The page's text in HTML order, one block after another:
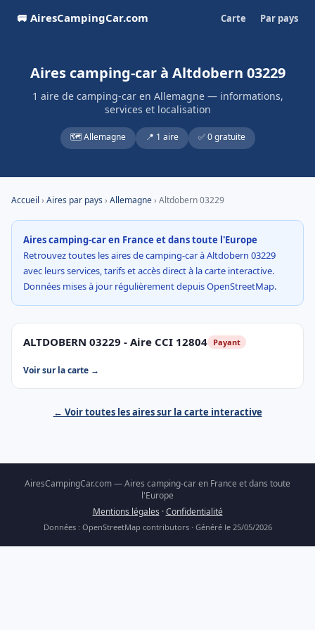
🚐 AiresCampingCar.com Carte Par pays
Aires camping-car à Altdobern 03229
1 aire de camping-car en Allemagne — informations,
services et localisation
🗺️ Allemagne 📍 1 aire ✅ 0 gratuite
Accueil › Aires par pays› Allemagne› Altdobern 03229
Aires camping-car en France et dans toute l'Europe
Retrouvez toutes les aires de camping-car à Altdobern 03229
avec leurs services, tarifs et accès direct à la carte interactive.
Données mises à jour régulièrement depuis OpenStreetMap.
ALTDOBERN 03229 - Aire CCI 12804 Payant
Voir sur la carte →
← Voir toutes les aires sur la carte interactive
AiresCampingCar.com — Aires camping-car en France et dans toute
l'Europe
Mentions légales ·Confidentialité
Données : OpenStreetMap contributors · Généré le 25/05/2026